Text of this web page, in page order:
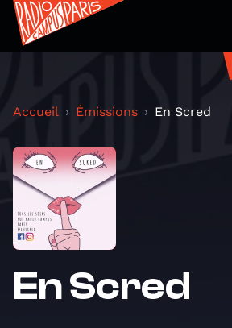
Accueil Émissions En Scred
En Scred